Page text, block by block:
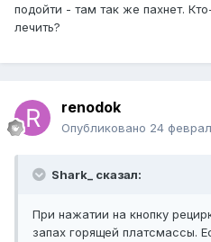
подойти - там так же пахнет.
лечить?
renodok
Опубликовано 24
Shark_ сказал:
При нажатии на кнопку
запах горящей платсмассы.